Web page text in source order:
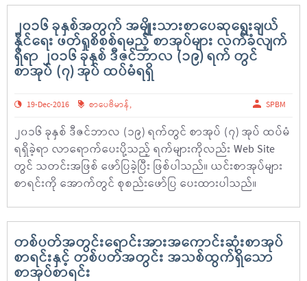
၂၀၁၆ ခုနှစ်အတွက် အမျိုးသားစာပေဆုရွေးချယ်
နိုင်ရေး ဖတ်ရှုစိစစ်ရမည့် စာအုပ်များ လက်ခံလျက်
ရှိရာ ၂၀၁၆ ခုနှစ် ဒီဇင်ဘာလ (၁၉) ရက် တွင်
စာအုပ် (၇) အုပ် ထပ်မံရရှိ
19-Dec-2016 စာပေဗိမာန်, SPBM
၂၀၁၆ ခုနှစ် ဒီဇင်ဘာလ (၁၉) ရက်တွင် စာအုပ် (၇) အုပ် ထပ်မံ
ရရှိခဲ့ရာ လာရောက်ပေးပို့သည့် ရက်များကိုလည်း Web Site
တွင် သတင်းအဖြစ် ဖော်ပြခဲ့ပြီး ဖြစ်ပါသည်။ ယင်းစာအုပ်များ
စာရင်းကို အောက်တွင် စုစည်းဖော်ပြ ပေးထားပါသည်။
တစ်ပတ်အတွင်းရောင်းအားအကောင်းဆုံးစာအုပ်
စာရင်းနှင့် တစ်ပတ်အတွင်း အသစ်ထွက်ရှိသော
စာအုပ်စာရင်း